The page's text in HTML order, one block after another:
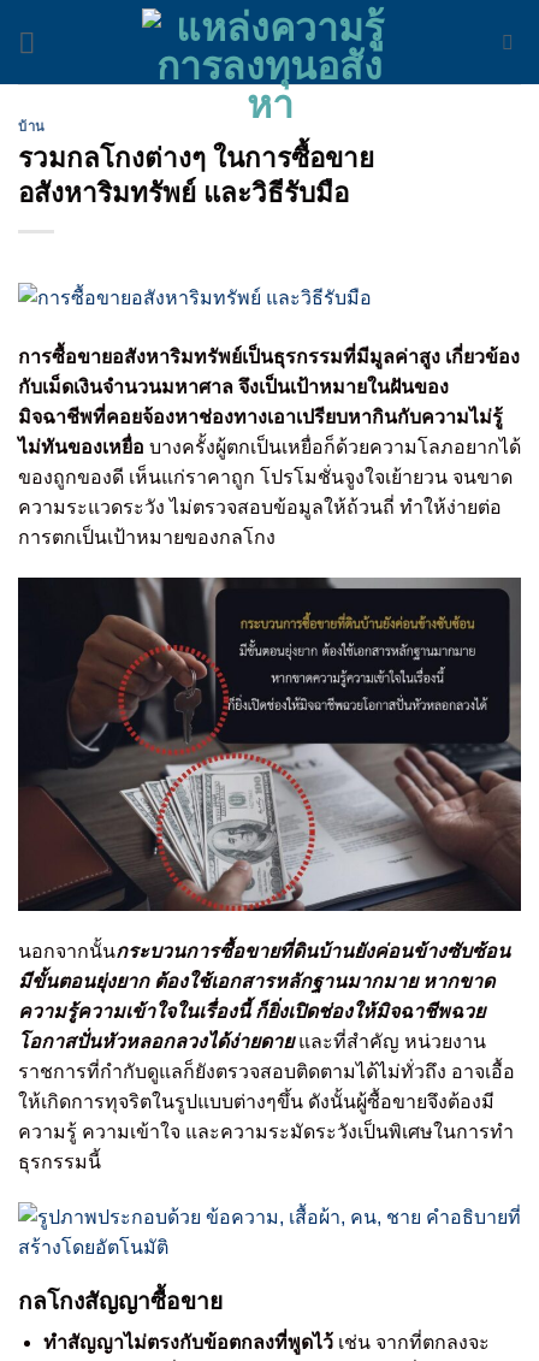
บ้าน
รวมกลโกงต่างๆ ในการซื้อขาย
อสังหาริมทรัพย์ และวิธีรับมือ
การซื้อขายอสังหาริมทรัพย์เป็นธุรกรรมที่มีมูลค่าสูง เกี่ยวข้อง
กับเม็ดเงินจำนวนมหาศาล จึงเป็นเป้าหมายในฝันของ
มิจฉาชีพที่คอยจ้องหาช่องทางเอาเปรียบหากินกับความไม่รู้
ไม่ทันของเหยื่อ บางครั้งผู้ตกเป็นเหยื่อก็ด้วยความโลภอยากได้
ของถูกของดี เห็นแก่ราคาถูก โปรโมชั่นจูงใจเย้ายวน จนขาด
ความระแวดระวัง ไม่ตรวจสอบข้อมูลให้ถ้วนถี่ ทำให้ง่ายต่อ
การตกเป็นเป้าหมายของกลโกง
นอกจากนั้นกระบวนการซื้อขายที่ดินบ้านยังค่อนข้างซับซ้อน
มีขั้นตอนยุ่งยาก ต้องใช้เอกสารหลักฐานมากมาย หากขาด
ความรู้ความเข้าใจในเรื่องนี้ ก็ยิ่งเปิดช่องให้มิจฉาชีพฉวย
โอกาสปั่นหัวหลอกลวงได้ง่ายดายและที่สำคัญ หน่วยงาน
ราชการที่กำกับดูแลก็ยังตรวจสอบติดตามได้ไม่ทั่วถึง อาจเอื้อ
ให้เกิดการทุจริตในรูปแบบต่างๆขึ้น ดังนั้นผู้ซื้อขายจึงต้องมี
ความรู้ ความเข้าใจ และความระมัดระวังเป็นพิเศษในการทำ
ธุรกรรมนี้
กลโกงสัญญาซื้อขาย
ทำสัญญาไม่ตรงกับข้อตกลงที่พูดไว้เช่น จากที่ตกลงจะ